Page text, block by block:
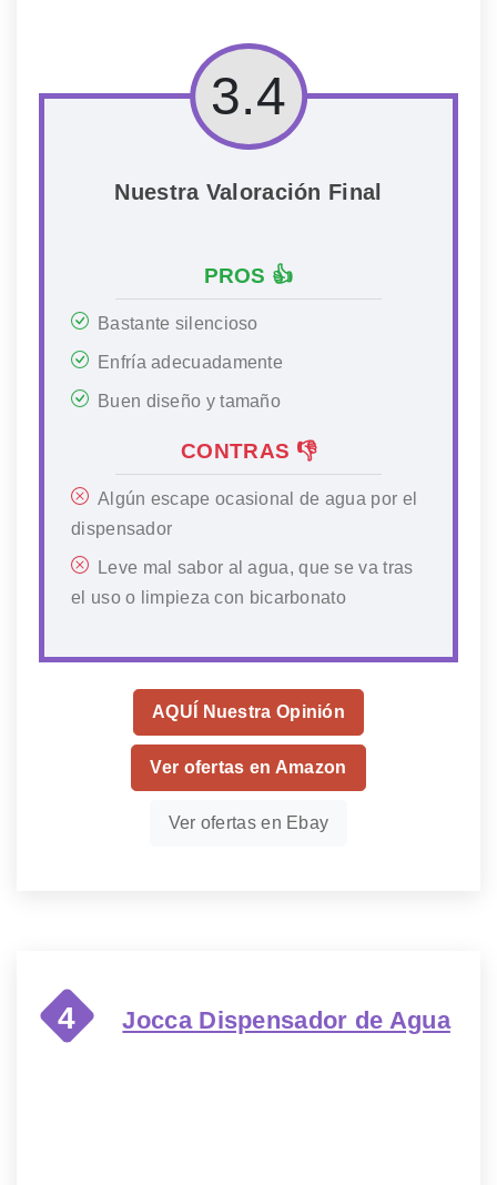
3.4
Nuestra Valoración Final
PROS 👍
Bastante silencioso
Enfría adecuadamente
Buen diseño y tamaño
CONTRAS 👎
Algún escape ocasional de agua por el
dispensador
Leve mal sabor al agua, que se va tras
el uso o limpieza con bicarbonato
AQUÍ Nuestra Opinión
Ver ofertas en Amazon
Ver ofertas en Ebay
4 Jocca Dispensador de Agua